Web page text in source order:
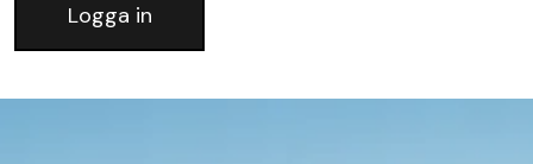
Logga in